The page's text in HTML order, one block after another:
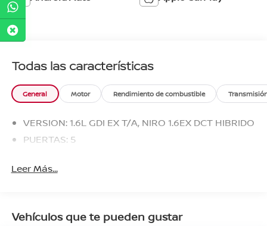
Todas las características
General Motor Rendimiento de combustible
VERSION: 1.6L GDI EX T/A, NIRO 1.6EX DCT HIBRIDO
PUERTAS: 5
Leer Más...
Vehículos que te pueden gustar